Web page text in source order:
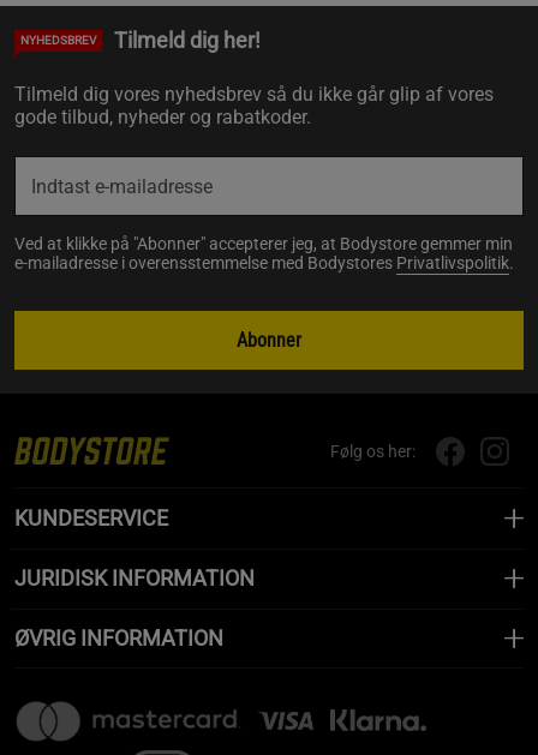
NYHEDSBREV Tilmeld dig her!
Tilmeld dig vores nyhedsbrev så du ikke går glip af vores
gode tilbud, nyheder og rabatkoder.
Ved at klikke på "Abonner" accepterer jeg, at Bodystore gemmer min
e-mailadresse i overensstemmelse med Bodystores Privatlivspolitik.
Abonner
Følg os her:
KUNDESERVICE
JURIDISK INFORMATION
ØVRIG INFORMATION